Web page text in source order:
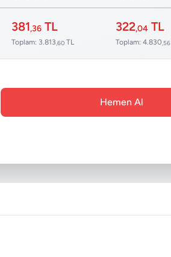
381,36 TL
Toplam: 3.813 ,60 TL
322,04 TL
Toplam: 4.830 ,56
Hemen Al